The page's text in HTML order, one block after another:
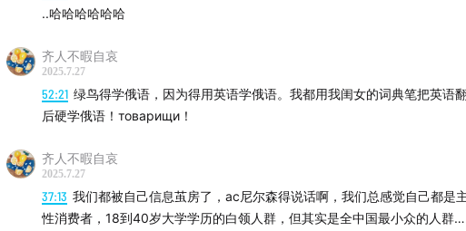
..哈哈哈哈哈哈
齐人不暇自哀
2025.7.27
52:21 绿鸟得学俄语，因为得用英语学俄语。我都用我闺女的词典笔把英语
后硬学俄语！товарищи！
齐人不暇自哀
2025.7.27
37:13 我们都被自己信息茧房了，ac尼尔森得说话啊，我们总感觉自己都是
性消费者，18到40岁大学学历的白领人群，但其实是全中国最小众的人群